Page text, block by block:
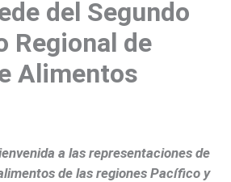
del Segundo
Regional de
Alimentos
a las representaciones de
de las regiones Pacífico y